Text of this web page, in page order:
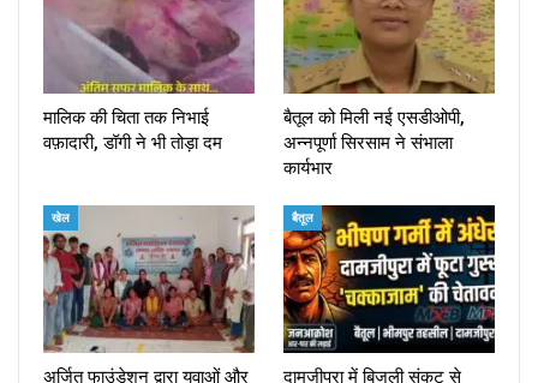
मालिक की चिता तक निभाई
वफ़ादारी, डॉगी ने भी तोड़ा दम
बैतूल को मिली नई एसडीओपी,
अन्नपूर्णा सिरसाम ने संभाला
कार्यभार
खेल
अर्जित फाउंडेशन द्वारा युवाओं और
बैतूल
दामजीपुरा में बिजली संकट से